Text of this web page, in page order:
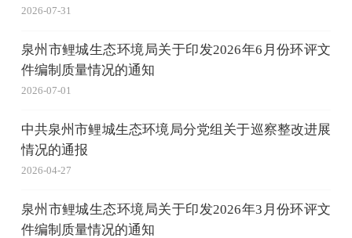
2026-07-31
泉州市鲤城生态环境局关于印发2026年6月份环评文
件编制质量情况的通知
2026-07-01
中共泉州市鲤城生态环境局分党组关于巡察整改进展
情况的通报
2026-04-27
泉州市鲤城生态环境局关于印发2026年3月份环评文
件编制质量情况的通知